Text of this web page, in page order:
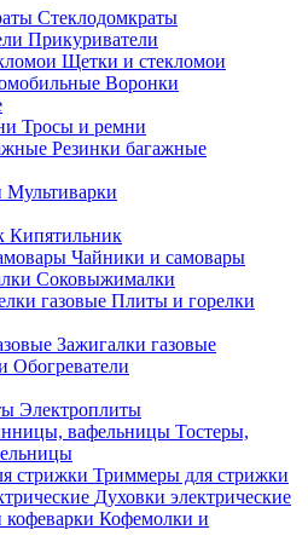
Стеклодомкраты
Прикуриватели
Щетки и стекломои
Воронки
Тросы и ремни
Резинки багажные
Мультиварки
Кипятильник
Чайники и самовары
Соковыжималки
Плиты и горелки
Зажигалки газовые
Обогреватели
Электроплиты
Тостеры,
Триммеры для стрижки
Духовки электрические
Кофемолки и